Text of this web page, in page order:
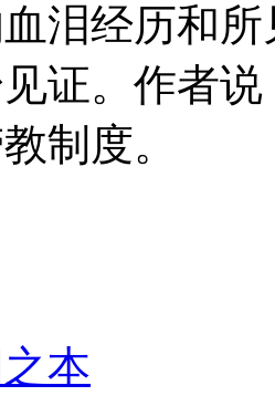
泪经历和
证。作者
制度。
本